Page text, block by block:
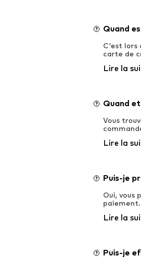
Quand
C'est lors
carte de
Lire la
Quand
Vous
Lire la
Puis-je
Oui, vous
paiement.
Lire la
Puis-je